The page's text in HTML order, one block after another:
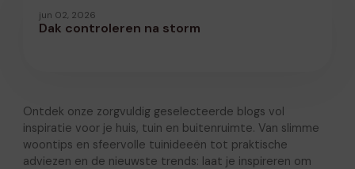
jun 02, 2026
Dak controleren na storm
Ontdek onze zorgvuldig geselecteerde blogs vol
inspiratie voor je huis, tuin en buitenruimte. Van slimme
woontips en sfeervolle tuinideeën tot praktische
adviezen en de nieuwste trends: laat je inspireren om